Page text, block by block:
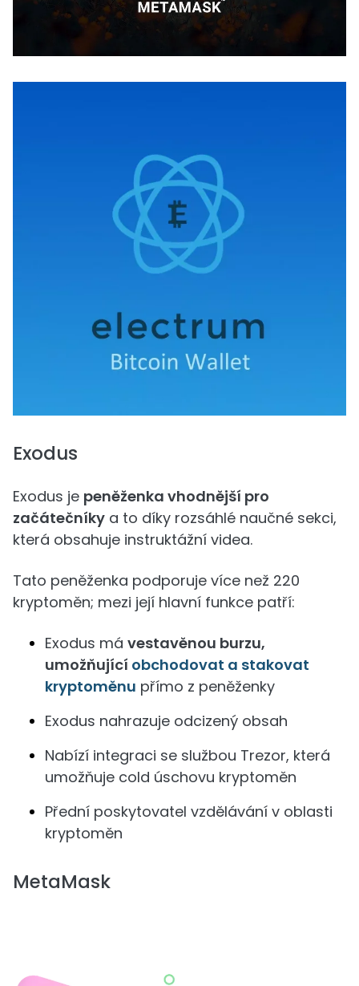
Exodus
Exodus je peněženka vhodnější pro
začátečníky a to díky rozsáhlé naučné sekci,
která obsahuje instruktážní videa.
Tato peněženka podporuje více než 220
kryptoměn; mezi její hlavní funkce patří:
Exodus má vestavěnou burzu,
umožňující obchodovat a stakovat
kryptoměnu přímo z peněženky
Exodus nahrazuje odcizený obsah
Nabízí integraci se službou Trezor, která
umožňuje cold úschovu kryptoměn
Přední poskytovatel vzdělávání v oblasti
kryptoměn
MetaMask